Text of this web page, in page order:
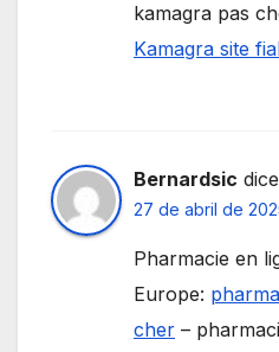
kamagra pas
Kamagra site
Bernardsic
27 de abril de
Pharmacie en
Europe:
cher –